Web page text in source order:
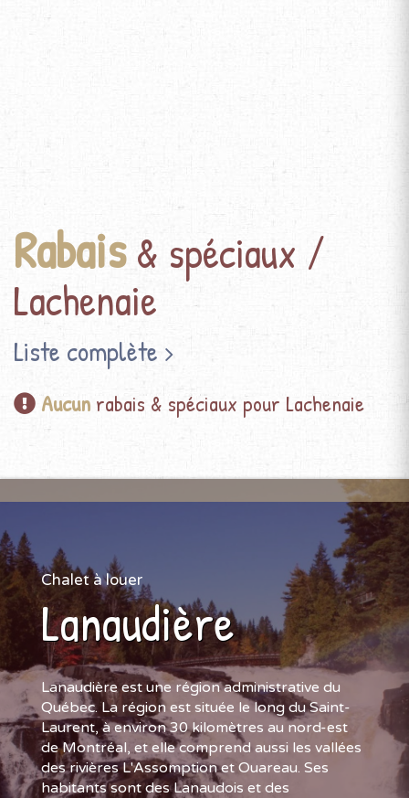
Rabais& spéciaux /
Lachenaie
Liste complète
Aucun rabais & spéciaux pour Lachenaie
Chalet à louer
Lanaudière
Lanaudière est une région administrative du
Québec. La région est située le long du Saint-
Laurent, à environ 30 kilomètres au nord-est
de Montréal, et elle comprend aussi les vallées
des rivières L'Assomption et Ouareau. Ses
habitants sont des Lanaudois et des